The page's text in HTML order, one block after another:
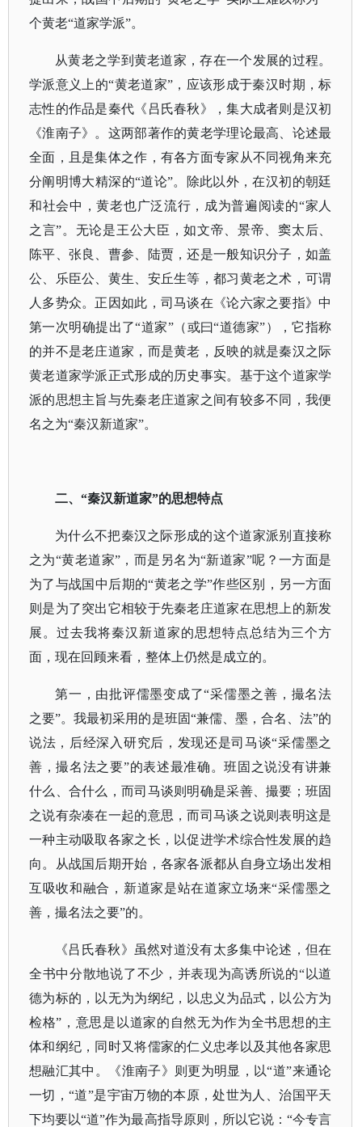
个黄老“道家学派”。
从黄老之学到黄老道家，存在一个发展的过程。
学派意义上的“黄老道家”，应该形成于秦汉时期，标
志性的作品是秦代《吕氏春秋》，集大成者则是汉初
《淮南子》。这两部著作的黄老学理论最高、论述最
全面，且是集体之作，有各方面专家从不同视角来充
分阐明博大精深的“道论”。除此以外，在汉初的朝廷
和社会中，黄老也广泛流行，成为普遍阅读的“家人
之言”。无论是王公大臣，如文帝、景帝、窦太后、
陈平、张良、曹参、陆贾，还是一般知识分子，如盖
公、乐臣公、黄生、安丘生等，都习黄老之术，可谓
人多势众。正因如此，司马谈在《论六家之要指》中
第一次明确提出了“道家”（或曰“道德家”），它指称
的并不是老庄道家，而是黄老，反映的就是秦汉之际
黄老道家学派正式形成的历史事实。基于这个道家学
派的思想主旨与先秦老庄道家之间有较多不同，我便
名之为“秦汉新道家”。
二、 “秦汉新道家”的思想特点
为什么不把秦汉之际形成的这个道家派别直接称
之为“黄老道家”，而是另名为“新道家”呢？一方面是
为了与战国中后期的“黄老之学”作些区别，另一方面
则是为了突出它相较于先秦老庄道家在思想上的新发
展。过去我将秦汉新道家的思想特点总结为三个方
面，现在回顾来看，整体上仍然是成立的。
第一，由批评儒墨变成了“采儒墨之善，撮名法
之要”。我最初采用的是班固“兼儒、墨，合名、法”的
说法，后经深入研究后，发现还是司马谈“采儒墨之
善，撮名法之要”的表述最准确。班固之说没有讲兼
什么、合什么，而司马谈则明确是采善、撮要；班固
之说有杂凑在一起的意思，而司马谈之说则表明这是
一种主动吸取各家之长，以促进学术综合性发展的趋
向。从战国后期开始，各家各派都从自身立场出发相
互吸收和融合，新道家是站在道家立场来“采儒墨之
善，撮名法之要”的。
《吕氏春秋》虽然对道没有太多集中论述，但在
全书中分散地说了不少，并表现为高诱所说的“以道
德为标的，以无为为纲纪，以忠义为品式，以公方为
检格”，意思是以道家的自然无为作为全书思想的主
体和纲纪，同时又将儒家的仁义忠孝以及其他各家思
想融汇其中。《淮南子》则更为明显，以“道”来通论
一切，“道”是宇宙万物的本原，处世为人、治国平天
下均要以“道”作为最高指导原则，所以它说：“今专言